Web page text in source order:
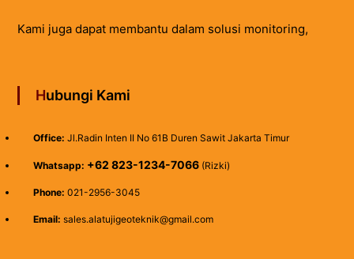
Kami juga dapat membantu dalam solusi monitoring,
Hubungi Kami
Office: Jl.Radin Inten II No 61B Duren Sawit Jakarta Timur
Whatsapp: +62 823-1234-7066(Rizki)
Phone: 021-2956-3045
Email: sales.alatujigeoteknik@gmail.com